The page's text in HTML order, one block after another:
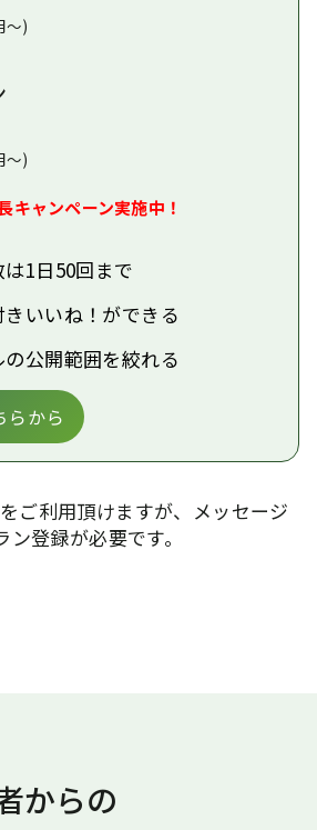
〜)
〜)
キャンペーン実施中！
1日50回まで
いいね！ができる
公開範囲を絞れる
らから
ご利用頂けますが、メッセージ
登録が必要です。
からの